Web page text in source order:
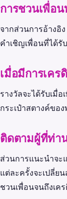
การชวนเพื่อน
จากส่วนการอ้างอิ
คำเชิญเพื่อนที่ได้รั
เมื่อมีการเค
รางวัลจะได้รับเมื่
กระเป๋าสตางค์ขอ
ติดตามผู้ที่ท่า
ส่วนการแนะนำจะ
แต่ละครั้งจะเปลี่ย
ชวนเพื่อนจนถึงเค